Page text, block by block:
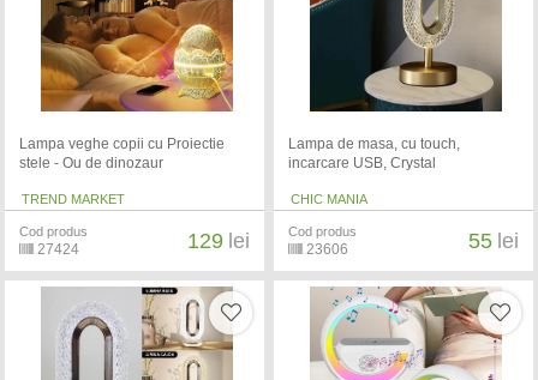
Lampa veghe copii cu Proiectie
stele - Ou de dinozaur
TREND MARKET
Cod produs
27424 129 lei
Lampa de masa, cu touch,
incarcare USB, Crystal
CHIC MANIA
Cod produs
23606 55 lei